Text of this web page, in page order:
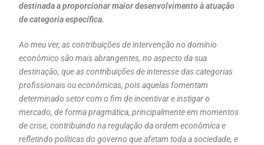
destinada a proporcionar maior desenvolvimento à atuação
de categoria específica.
Ao meu ver, as contribuições de intervenção no domínio
econômico são mais abrangentes, no aspecto da sua
destinação, que as contribuições de interesse das categorias
profissionais ou econômicas, pois aquelas fomentam
determinado setor com o fim de incentivar e instigar o
mercado, de forma pragmática, principalmente em momentos
de crise, contribuindo na regulação da ordem econômica e
refletindo políticas do governo que afetam toda a sociedade, e